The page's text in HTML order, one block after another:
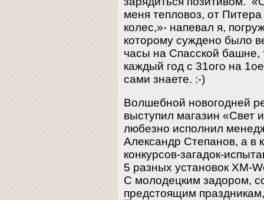
меня тепловоз, от
колес,»- напевал я,
которому суждено было
часы на Спасской башне,
каждый год с 31ого на
сами знаете. :-)
Волшебной новогодней
выступил магазин «Свет
любезно исполнил
Александр Степанов, а в
конкурсов-загадок-
5 разных установок XM-
С молодецким задором,
предстоящим